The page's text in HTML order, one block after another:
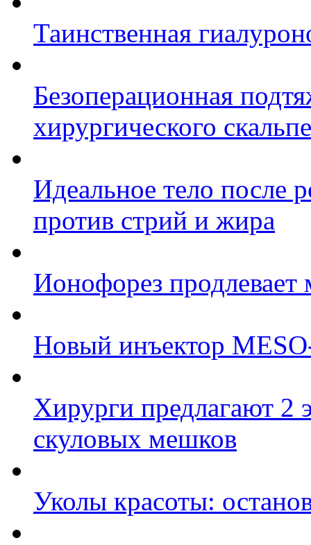
Таинственная
Безоперационная
хирургического
Идеальное тело после
против стрий и жира
Ионофорез продлевает
Новый инъектор
Хирурги предлагают 2
скуловых мешков
Уколы красоты: